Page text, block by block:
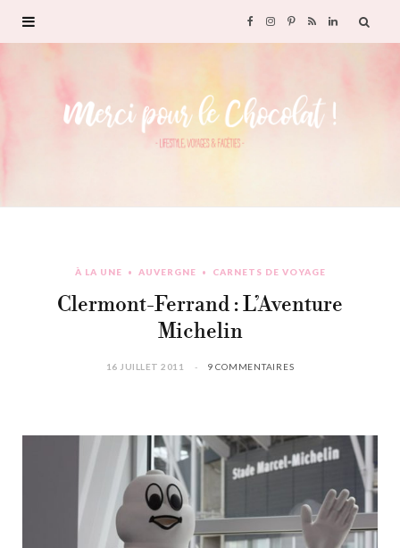
F
c
o
I
r
m
P
n
e
R
S
L
À LA UNE AUVERGNE CARNETS DE VOYAGE
Clermont-Ferrand : L’Aventure
Michelin
16 JUILLET 2011 9 COMMENTAIRES